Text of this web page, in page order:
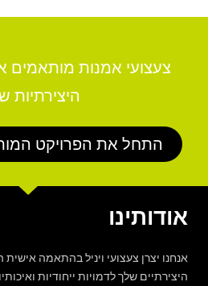
צעצועי אמנות
היצירתיות
התחל את הפרויקט
אודותינו
אנחנו יצרן צעצועי ויניל בהתאמה
היצירתיים שלך לדמויות ייחודיות